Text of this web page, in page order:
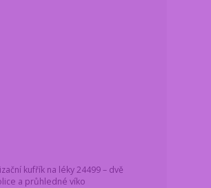
kufřík na léky 24499 – dvě
a průhledné víko